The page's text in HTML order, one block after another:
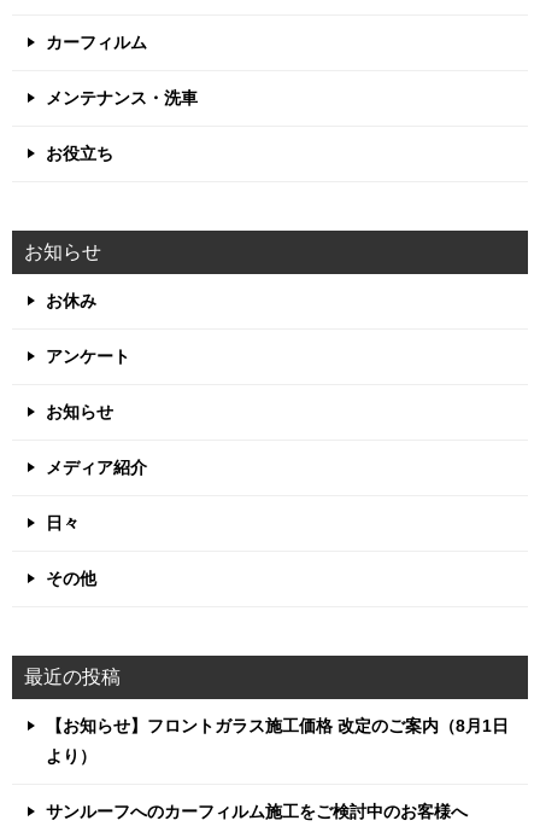
カーフィルム
メンテナンス・洗車
お役立ち
お知らせ
お休み
アンケート
お知らせ
メディア紹介
日々
その他
最近の投稿
【お知らせ】フロントガラス施工価格 改定のご案内（8月1日
より）
サンルーフへのカーフィルム施工をご検討中のお客様へ